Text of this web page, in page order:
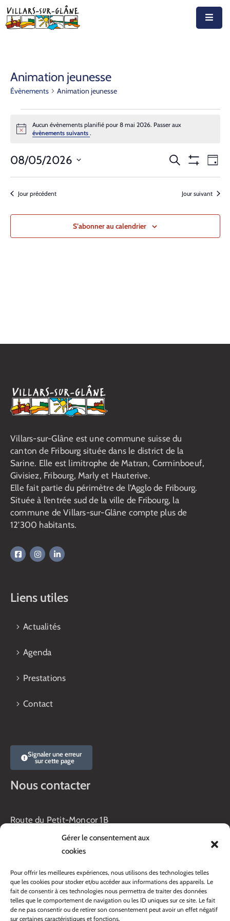
Gérer le consentement aux
cookies
Pour offrir les meilleures expériences, nous utilisons des technologies telles
que les cookies pour stocker et/ou accéder aux informations des appareils. Le
fait de consentir à ces technologies nous permettra de traiter des données
telles que le comportement de navigation ou les ID uniques sur ce site. Le fait
de ne pas consentir ou de retirer son consentement peut avoir un effet négatif
sur certaines caractéristiques et fonctions.
Agenda
Prestations
Documents
Animation jeunesse
Évènements Animation jeunesse
Notice
Aucun évènements planifié pour 8 mai 2026. Passer aux
évènements suivants .
Recherche
et
navigation
de
Recherche
Les
de
Jour
08/05/2026
Sélectionnez
Jour précédent Jour suivant
S’abonner au calendrier
Villars-sur-Glâne est une commune suisse du
canton de Fribourg située dans le district de la
Sarine. Elle est limitrophe de Matran, Corminboeuf,
Givisiez, Fribourg, Marly et Hauterive.
Elle fait partie du périmètre de l’Agglo de Fribourg.
Située à l’entrée sud de la ville de Fribourg, la
commune de Villars-sur-Glâne compte plus de
12’300 habitants.
Liens utiles
Actualités
Agenda
Prestations
Contact
Signaler une erreur
sur cette page
Nous contacter
Route du Petit-Moncor 1B
Case postale 176
Lundi au jeudi :
8h00 – 11h30
13h45 – 17h00
Vendredi :